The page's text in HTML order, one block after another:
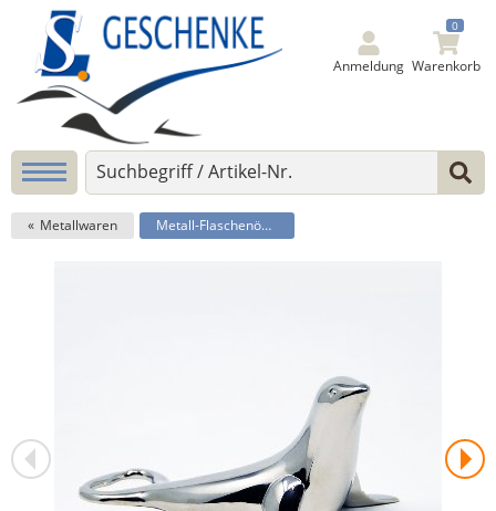
Anmeldung
0
Warenkorb
Metallwaren Metall-Flaschenöffner Seehund